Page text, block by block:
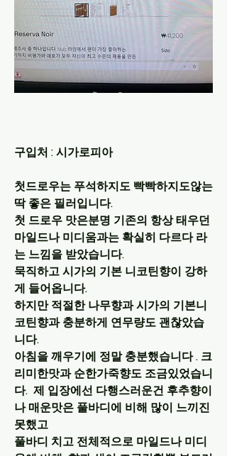
구입처 : 시가로피아
첫드로우는 푸석하지도 빡빡하지도않는
딱 좋은 필러입니다.
첫 드로우 맛은분명 기존의 항상 태우던
마일드나 미디움과는 확실히 다르다 라
는 느낌을 받았습니다.
묵직하고 시가의 기본 니코틴향이 강하
게 들어옵니다.
하지만 적절한 나무향과 시가의 기본니
코틴향과 충분하게 연무량도 괜찮았습
니다.
아침을 깨우기에 정말 충분했습니다 . 크
리미한맛과 순한가죽향도 조금있었습니
다.  제 입장에선 다행스러운건 후추향이
나 매운맛은 풀바디에 비해 많이 느끼진
못했고
풀바디 치고 전체적으로 마일드나 미디